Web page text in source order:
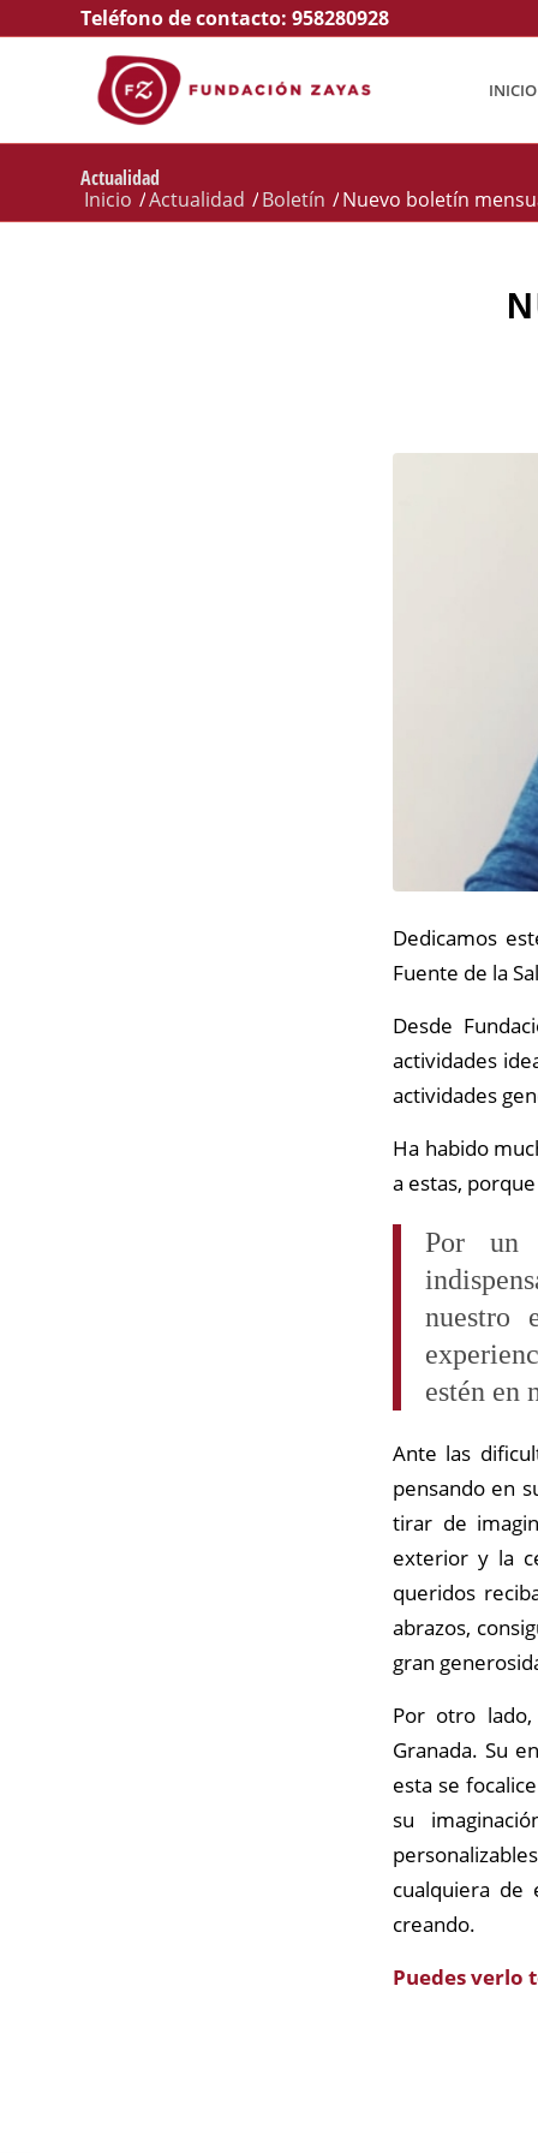
Teléfono de contacto: 958280928
INICIO
Actualidad
Inicio /Actualidad /Boletín /Nuevo boletín
Dedicamos
Fuente de la
Desde
actividades
actividades
Ha habido
a estas,
Por un
nuestro
estén en
Ante las
pensando en
tirar de
exterior y la
queridos
abrazos,
gran
Por otro
Granada. Su
esta se
su
cualquiera de
creando.
Puedes verlo